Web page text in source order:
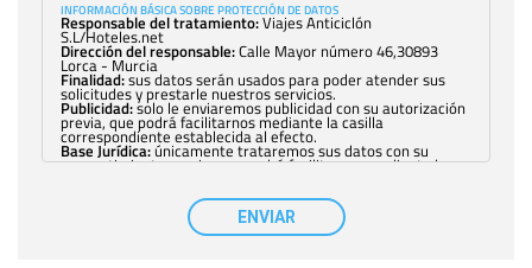
INFORMACIÓN BÁSICA SOBRE PROTECCIÓN DE DATOS
Responsable del tratamiento:Viajes Anticiclón
S.L/Hoteles.net
Dirección del responsable:Calle Mayor número 46,30893
Lorca - Murcia
Finalidad:sus datos serán usados para poder atender sus
solicitudes y prestarle nuestros servicios.
Publicidad:solo le enviaremos publicidad con su autorización
previa, que podrá facilitarnos mediante la casilla
correspondiente establecida al efecto.
Base Jurídica:únicamente trataremos sus datos con su
consentimiento previo, que podrá facilitarnos mediante la
con carácter general, sólo el personal de
nuestra entidad que esté debidamente autorizado podrá
tener conocimiento de la información que le pedimos. No se
comunicarán datos a terceros.
ENVIAR